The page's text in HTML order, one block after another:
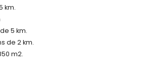
Histórico, Jávea),
Jávea), lieu historique
km.
5 km.
de 2 km.
m2.